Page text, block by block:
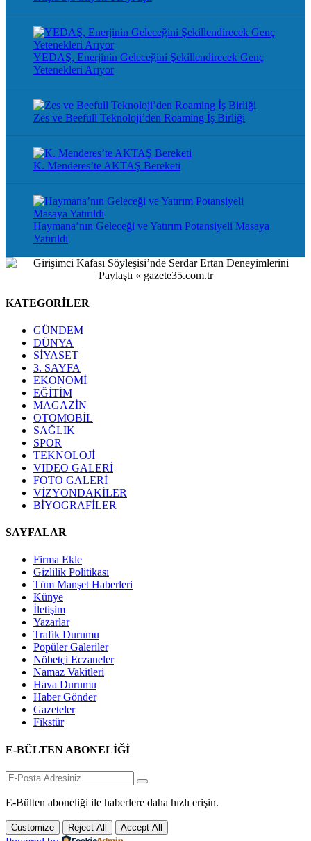
YEDAŞ, Enerjinin Geleceğini Şekillendirecek Genç
Yetenekleri Arıyor
Zes ve Beefull Teknoloji’den Roaming İş Birliği
K. Menderes’te AKTAŞ Bereketi
Haymana’nın Geleceği ve Yatırım Potansiyeli Masaya
Yatırıldı
KATEGORİLER
GÜNDEM
DÜNYA
SİYASET
3. SAYFA
EKONOMİ
EĞİTİM
MAGAZİN
OTOMOBİL
SAĞLIK
SPOR
TEKNOLOJİ
VIDEO GALERİ
FOTO GALERİ
VİZYONDAKİLER
BİYOGRAFİLER
SAYFALAR
Firma Ekle
Gizlilik Politikası
Tüm Manşet Haberleri
Künye
İletişim
Yazarlar
Trafik Durumu
Popüler Galeriler
Nöbetçi Eczaneler
Namaz Vakitleri
Hava Durumu
Haber Gönder
Gazeteler
Fikstür
E-BÜLTEN ABONELİĞİ
E-Bülten aboneliği ile haberlere daha hızlı erişin.
Customize Reject All Accept All